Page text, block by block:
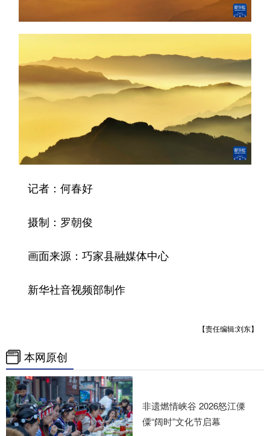
记者：何春好
摄制：罗朝俊
画面来源：巧家县融媒体中心
新华社音视频部制作
【责任编辑:刘东】
本网原创
非遗燃情峡谷 2026怒江傈
僳“阔时”文化节启幕